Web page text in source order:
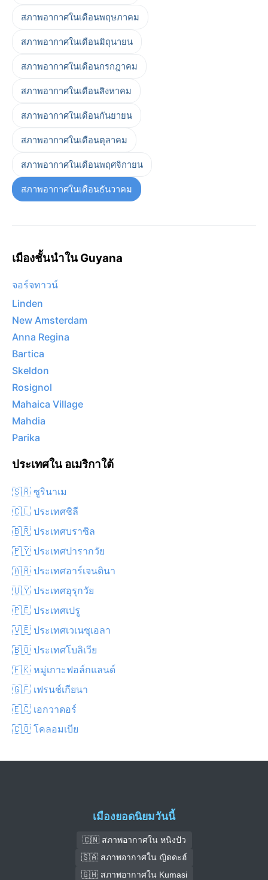
สภาพอากาศในเดือนพฤษภาคม
สภาพอากาศในเดือนมิถุนายน
สภาพอากาศในเดือนกรกฎาคม
สภาพอากาศในเดือนสิงหาคม
สภาพอากาศในเดือนกันยายน
สภาพอากาศในเดือนตุลาคม
สภาพอากาศในเดือนพฤศจิกายน
สภาพอากาศในเดือนธันวาคม
เมืองชั้นนำใน Guyana
จอร์จทาวน์
Linden
New Amsterdam
Anna Regina
Bartica
Skeldon
Rosignol
Mahaica Village
Mahdia
Parika
ประเทศใน อเมริกาใต้
🇸🇷 ซูรินาเม
🇨🇱 ประเทศชิลี
🇧🇷 ประเทศบราซิล
🇵🇾 ประเทศปารากวัย
🇦🇷 ประเทศอาร์เจนตินา
🇺🇾 ประเทศอุรุกวัย
🇵🇪 ประเทศเปรู
🇻🇪 ประเทศเวเนซุเอลา
🇧🇴 ประเทศโบลิเวีย
🇫🇰 หมู่เกาะฟอล์กแลนด์
🇬🇫 เฟรนช์เกียนา
🇪🇨 เอกวาดอร์
🇨🇴 โคลอมเบีย
เมืองยอดนิยมวันนี้
🇨🇳 สภาพอากาศใน หนิงปัว
🇸🇦 สภาพอากาศใน ญิดดะฮ์
🇬🇭 สภาพอากาศใน Kumasi